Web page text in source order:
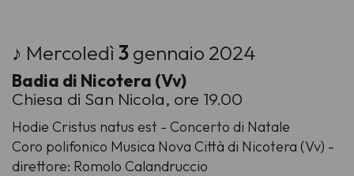
♪ Mercoledì3gennaio 2024
Badia di Nicotera (Vv)
Chiesa di San Nicola, ore 19.00
Hodie Cristus natus est - Concerto di Natale
Coro polifonico Musica Nova Città di Nicotera (Vv) -
direttore: Romolo Calandruccio